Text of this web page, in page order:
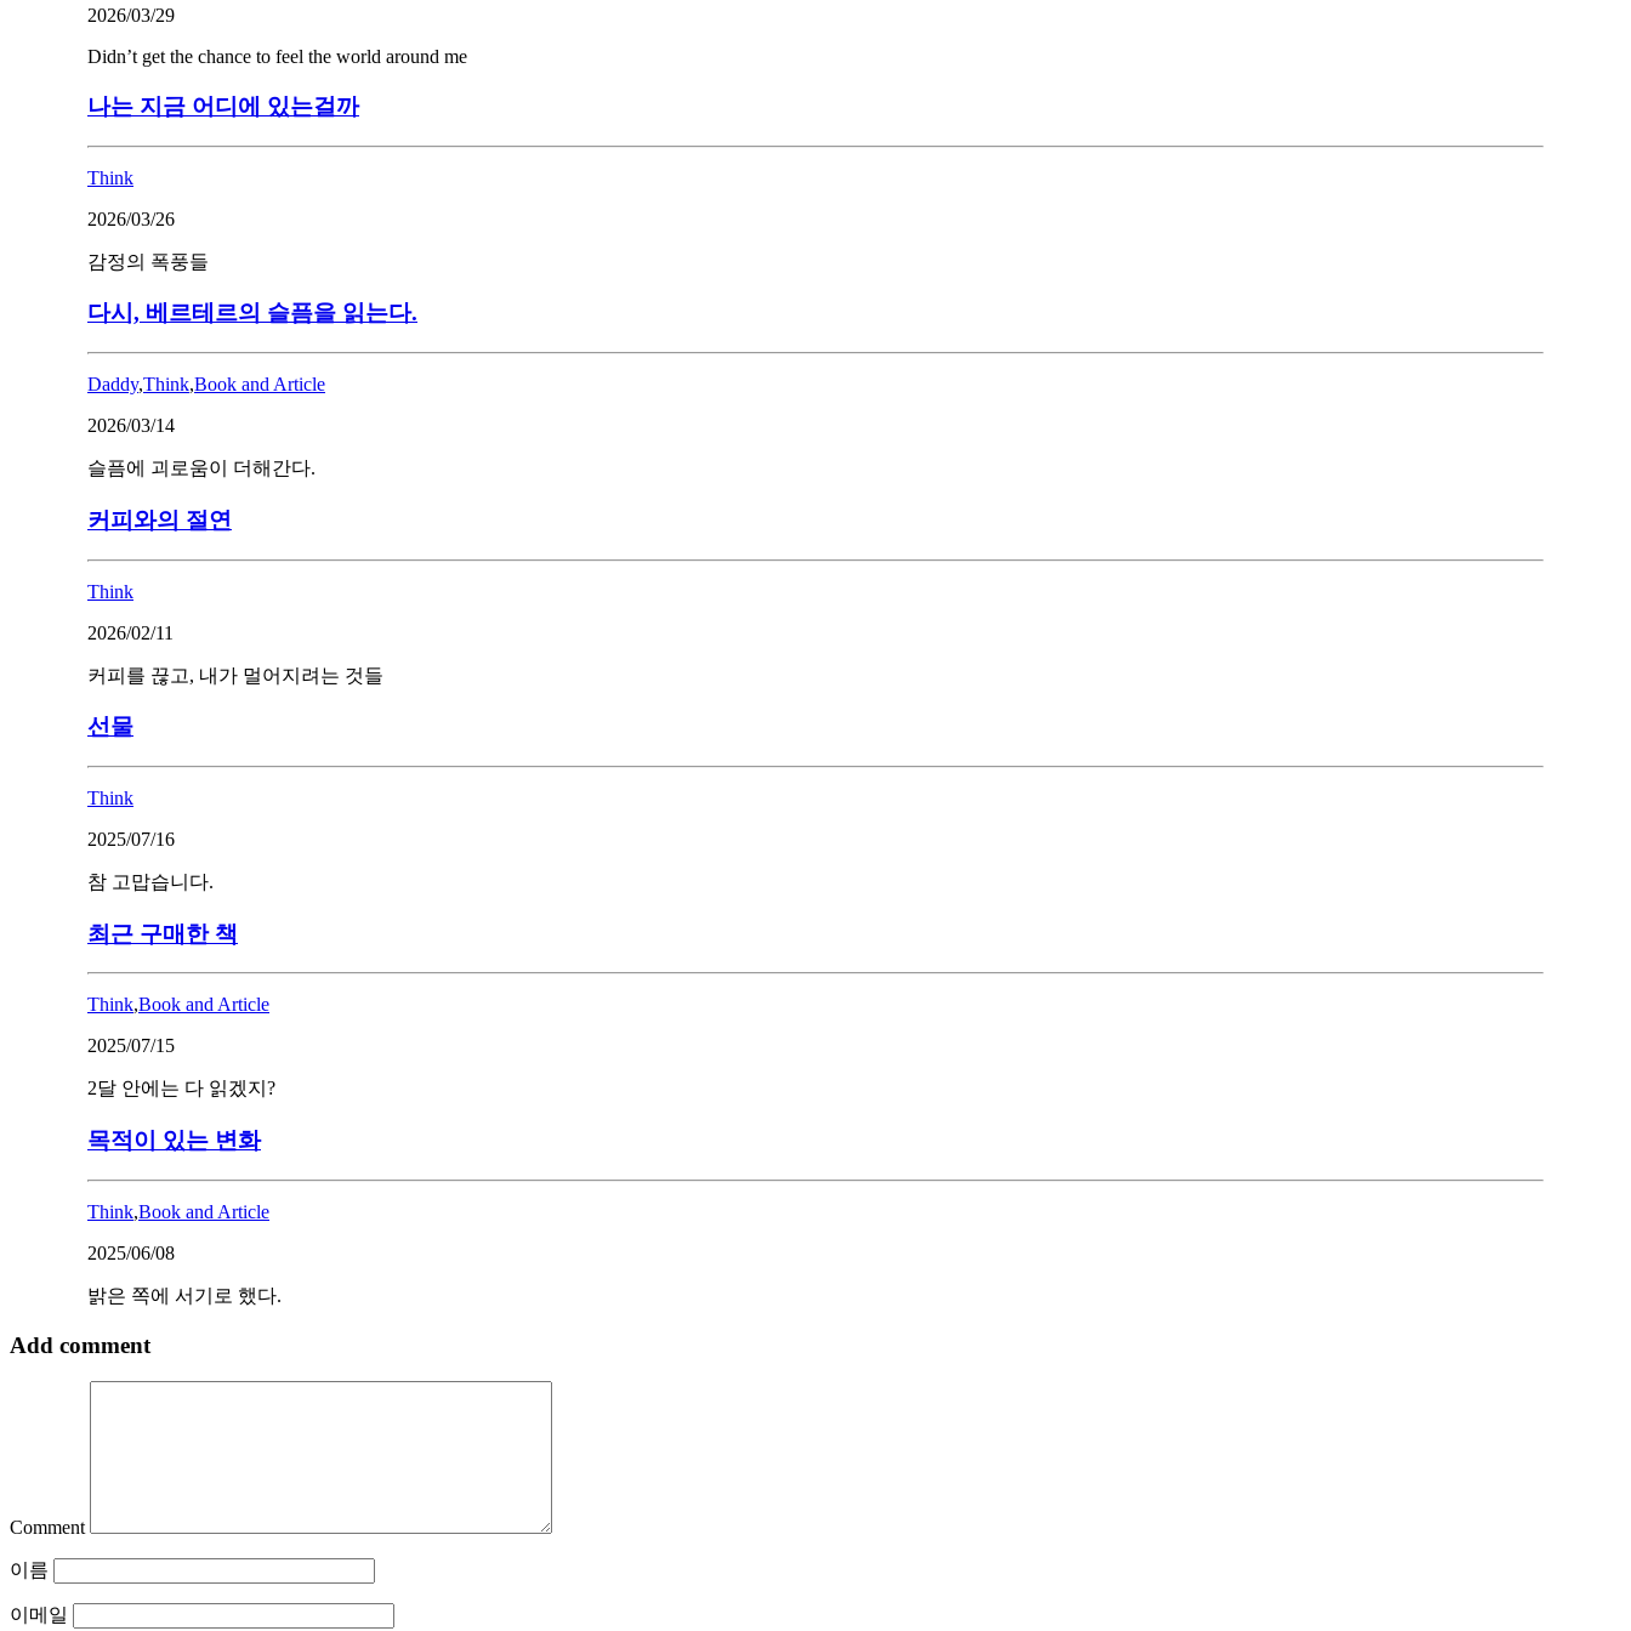
2026/03/29
Didn’t get the chance to feel the world around me
나는 지금 어디에 있는걸까
Think
2026/03/26
감정의 폭풍들
다시, 베르테르의 슬픔을 읽는다.
Daddy,Think,Book and Article
2026/03/14
슬픔에 괴로움이 더해간다.
커피와의 절연
Think
2026/02/11
커피를 끊고, 내가 멀어지려는 것들
선물
Think
2025/07/16
참 고맙습니다.
최근 구매한 책
Think,Book and Article
2025/07/15
2달 안에는 다 읽겠지?
목적이 있는 변화
Think,Book and Article
2025/06/08
밝은 쪽에 서기로 했다.
Add comment
Comment
이름
이메일